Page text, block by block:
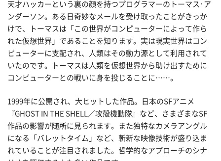
天才ハッカーという裏の顔を持つプログラマーのトーマス･ア
ンダーソン。ある日奇妙なメールを受け取ったことがきっか
けで、トーマスは「この世界がコンピューターによって作ら
れた仮想世界」であることを知ります。実は現実世界はコン
ピューターに支配され、人類はその動力源として利用されて
いたのです。トーマスは人類を仮想世界から助け出すために
コンピューターとの戦いに身を投じることに……。
1999年に公開され、大ヒットした作品。日本のSFアニメ
『GHOST IN THE SHELL／攻殻機動隊』など、さまざまなSF
作品の影響が随所に見られます。また独特なカメラアングル
になる「バレットタイム」など、斬新な映像技術が盛り込ま
れていることが注目されました。哲学的なアプローチのシナ